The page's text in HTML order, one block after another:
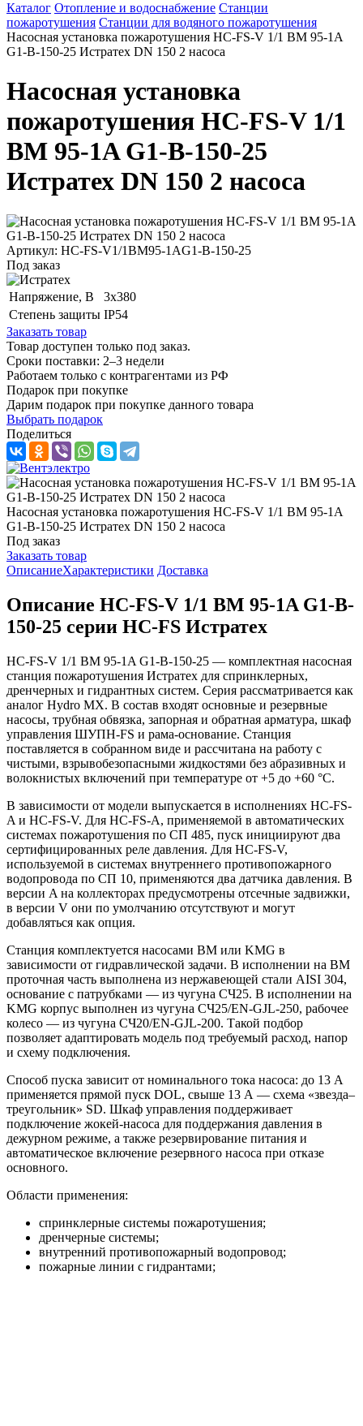
Каталог Отопление и водоснабжение Станции
пожаротушения Станции для водяного пожаротушения
Насосная установка пожаротушения HC-FS-V 1/1 BM 95-1A
G1-B-150-25 Истратех DN 150 2 насоса
Насосная установка
пожаротушения HC-FS-V 1/1
BM 95-1A G1-B-150-25
Истратех DN 150 2 насоса
Артикул: HC-FS-V1/1BM95-1AG1-B-150-25
Под заказ
Напряжение, B
3x380
Степень защиты IP54
Заказать товар
Товар доступен только под заказ.
Сроки поставки: 2–3 недели
Работаем только с контрагентами из РФ
Подарок при покупке
Дарим подарок при покупке данного товара
Выбрать подарок
Поделиться
Насосная установка пожаротушения HC-FS-V 1/1 BM 95-1A
G1-B-150-25 Истратех DN 150 2 насоса
Под заказ
Заказать товар
ОписаниеХарактеристики Доставка
Описание HC-FS-V 1/1 BM 95-1A G1-B-
150-25 серии HC-FS Истратех
HC-FS-V 1/1 BM 95-1A G1-B-150-25 — комплектная насосная
станция пожаротушения Истратех для спринклерных,
дренчерных и гидрантных систем. Серия рассматривается как
аналог Hydro MX. В состав входят основные и резервные
насосы, трубная обвязка, запорная и обратная арматура, шкаф
управления ШУПН-FS и рама-основание. Станция
поставляется в собранном виде и рассчитана на работу с
чистыми, взрывобезопасными жидкостями без абразивных и
волокнистых включений при температуре от +5 до +60 °С.
В зависимости от модели выпускается в исполнениях HC-FS-
A и HC-FS-V. Для HC-FS-A, применяемой в автоматических
системах пожаротушения по СП 485, пуск инициируют два
сертифицированных реле давления. Для HC-FS-V,
используемой в системах внутреннего противопожарного
водопровода по СП 10, применяются два датчика давления. В
версии A на коллекторах предусмотрены отсечные задвижки,
в версии V они по умолчанию отсутствуют и могут
добавляться как опция.
Станция комплектуется насосами BM или KMG в
зависимости от гидравлической задачи. В исполнении на BM
проточная часть выполнена из нержавеющей стали AISI 304,
основание с патрубками — из чугуна СЧ25. В исполнении на
KMG корпус выполнен из чугуна СЧ25/EN-GJL-250, рабочее
колесо — из чугуна СЧ20/EN-GJL-200. Такой подбор
позволяет адаптировать модель под требуемый расход, напор
и схему подключения.
Способ пуска зависит от номинального тока насоса: до 13 А
применяется прямой пуск DOL, свыше 13 А — схема «звезда–
треугольник» SD. Шкаф управления поддерживает
подключение жокей-насоса для поддержания давления в
дежурном режиме, а также резервирование питания и
автоматическое включение резервного насоса при отказе
основного.
Области применения:
спринклерные системы пожаротушения;
дренчерные системы;
внутренний противопожарный водопровод;
пожарные линии с гидрантами;